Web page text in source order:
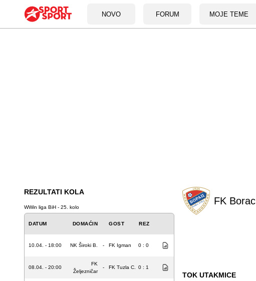
NOVO FORUM MOJE TEME
REZULTATI KOLA
WWin liga BiH - 25. kolo
DATUM DOMAĆIN GOST REZ
10.04. - 18:00 NK Široki B. - FK Igman 0 : 0
08.04. - 20:00
FK
Željezničar
- FK Tuzla C. 0 : 1
FK Borac
TOK UTAKMICE